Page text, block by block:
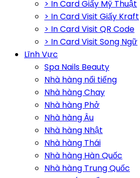
> In Card Giấy Mỹ Thuật
> In Card Visit Giấy Kraft
> In Card Visit QR Code
> In Card Visit Song Ngữ
Lĩnh Vực
Spa Nails Beauty
Nhà hàng nổi tiếng
Nhà hàng Chay
Nhà hàng Phở
Nhà hàng Âu
Nhà hàng Nhật
Nhà hàng Thái
Nhà hàng Hàn Quốc
Nhà hàng Trung Quốc